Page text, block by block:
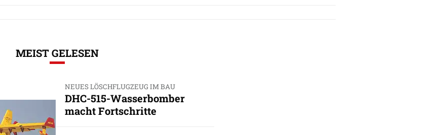
MEIST GELESEN
NEUES LÖSCHFLUGZEUG IM BAU
DHC-515-Wasserbomber
macht Fortschritte